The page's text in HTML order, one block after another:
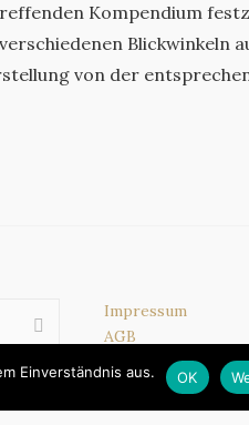
Kompendium
Blickwinkeln
von der
Impressum
AGB
Datenschutz
Einverständnis aus. OK